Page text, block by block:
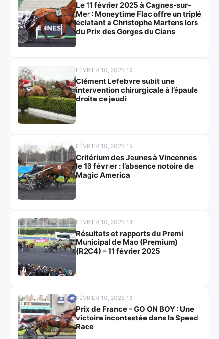
Le 11 février 2025 à Cagnes-sur-
Mer : Moneytime Flac offre un triplé
éclatant à Christophe Martens lors
du Prix des Gorges du Cians
FÉVRIER 10, 2025 16
Clément Lefebvre subit une
intervention chirurgicale à l’épaule
droite ce jeudi
FÉVRIER 10, 2025 15
Critérium des Jeunes à Vincennes
le 16 février : l’absence notoire de
Magic America
FÉVRIER 10, 2025 13
Résultats et rapports du Premi
Municipal de Mao (Premium)
(R2C4) – 11 février 2025
FÉVRIER 10, 2025 12
Prix de France – GO ON BOY : Une
victoire incontestée dans la Speed
Race